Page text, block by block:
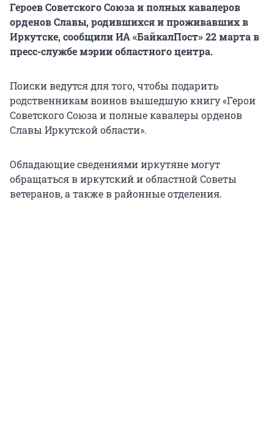
Героев Советского Союза и полных кавалеров
орденов Славы, родившихся и проживавших в
Иркутске, сообщили ИА «БайкалПост» 22 марта в
пресс-службе мэрии областного центра.
Поиски ведутся для того, чтобы подарить
родственникам воинов вышедшую книгу «Герои
Советского Союза и полные кавалеры орденов
Славы Иркутской области».
Обладающие сведениями иркутяне могут
обращаться в иркутский и областной Советы
ветеранов, а также в районные отделения.